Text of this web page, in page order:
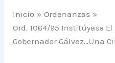
Inicio
Ordenanzas
Ord. 1064/95 Institúyase
Gobernador Gálvez…Una